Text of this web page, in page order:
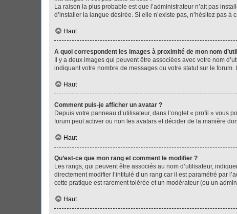
La raison la plus probable est que l’administrateur n’ait pas
d’installer la langue désirée. Si elle n’existe pas, n’hésitez pas
Haut
A quoi correspondent les images à proximité de mon nom
Il y a deux images qui peuvent être associées avec votre nom
indiquant votre nombre de messages ou votre statut sur le
Haut
Comment puis-je afficher un avatar ?
Depuis votre panneau d’utilisateur, dans l’onglet « profil » vous
forum peut activer ou non les avatars et décider de la manière
Haut
Qu’est-ce que mon rang et comment le modifier ?
Les rangs, qui peuvent être associés au nom d’utilisateur,
directement modifier l’intitulé d’un rang car il est paramétré par
cette pratique est rarement tolérée et un modérateur (ou un
Haut